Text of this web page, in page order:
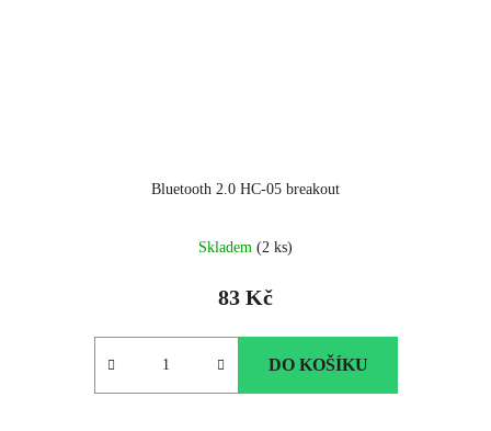
Bluetooth 2.0 HC-05 breakout
hodnocení
je
Skladem (2 ks)
83 Kč
DO KOŠÍKU